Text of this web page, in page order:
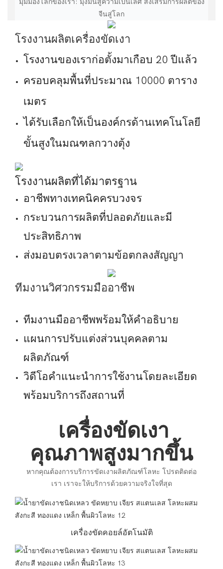
มุมมองโลกของเรา: มุ่งมั่นสู่ความเป็นเลิศ ส่งเสริมการผลิตของ
จีนสู่โลก
โรงงานผลิตเครื่องขัดเงา
โรงงานของเราก่อตั้งมาเกือบ 20 ปีแล้ว
ครอบคลุมพื้นที่ประมาณ 10000 ตาราง
เมตร
ได้รับเลือกให้เป็นองค์กรด้านเทคโนโลยี
ขั้นสูงในมณฑลกวางตุ้ง
โรงงานผลิตที่ได้มาตรฐาน
อาชีพทางเทคนิคครบวงจร
กระบวนการผลิตที่ปลอดภัยและมี
ประสิทธิภาพ
ส่งมอบตรงเวลาตามข้อตกลงสัญญา
ทีมงานวิศวกรรมมืออาชีพ
ทีมงานมืออาชีพพร้อมให้คำอธิบาย
แผนการปรับแต่งส่วนบุคคลตาม
ผลิตภัณฑ์
วิดีโอคำแนะนำการใช้งานโดยละเอียด
พร้อมบริการถึงสถานที่
เครื่องขัดเงา
คุณภาพสูงมากขึ้น
หากคุณต้องการบริการขัดเงาผลิตภัณฑ์โลหะ โปรดติดต่อ
เรา เราจะให้บริการด้วยความจริงใจที่สุด
เครื่องขัดคอยล์อัตโนมัติ